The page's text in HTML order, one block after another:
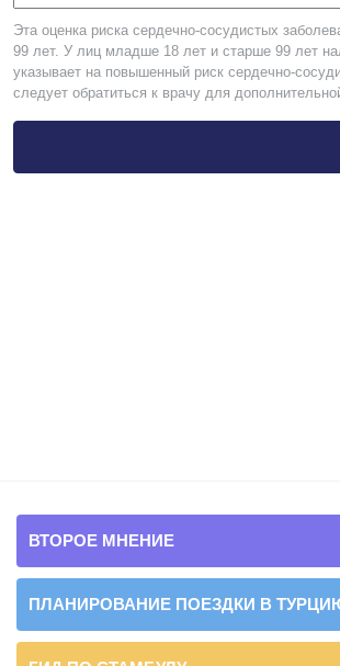
Эта оценка риска сердечно-сосудистых
99 лет. У лиц младше 18 лет и старше 99 лет
указывает на повышенный риск сердечно-
следует обратиться к врачу для
ВТОРОЕ МНЕНИЕ
ПЛАНИРОВАНИЕ ПОЕЗДКИ В